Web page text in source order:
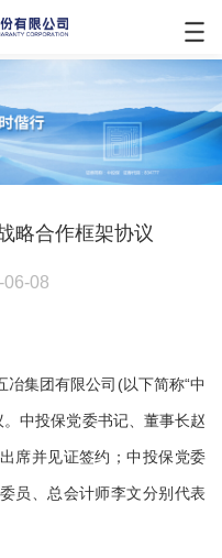
略合作框架协议
06-08
集团有限公司(以下简称“中
中投保党委书记、董事长赵
席并见证签约；中投保党委
员、总会计师李文分别代表